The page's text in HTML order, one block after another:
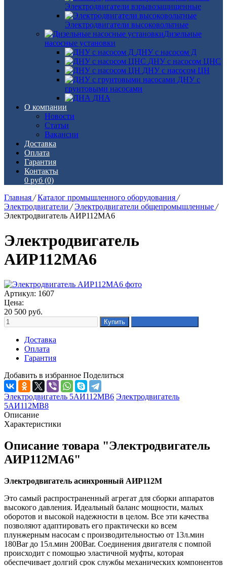
Электродвигатели взрывозащищенные
Электродвигатели высоковольтные
Дизельные
насосные установки
ДНУ с насосом Д
ДНУ с насосом ЦНС
ДНУ с насосом ЦН
ДНУ с
грунтовыми насосами
ДНА
О компании
Новости
Статьи
Вакансии
Доставка
Оплата
Гарантия
Контакты
0 руб (0)
Главная / Каталог промышленного оборудования /
Электродвигатели / Электродвигатели общепромышленные /
Электродвигатель АИР112МА6
Электродвигатель
АИР112МА6
Артикул: 1607
Цена:
20 500 руб.
Доставка
Оплата
Гарантия
Добавить в избранное Поделиться
Электродвигатель 5АИ112МВ6 Электродвигатель
5АИ112МВ8
Описание
Характеристики
Описание товара "Электродвигатель
АИР112МА6"
Электродвигатель асинхронный АИР112М
Это самый распространенный агрегат для сборки аппаратов
высокого давления. Идеальный баланс мощности, малых
оборотов и высокой надежности в целом. Все эти качества
позволяют адаптировать его практически ко всем
плунжерным насосам с производительностью от 13л.мин
180Bar до 15л.мин 200Bar. Соединения двигателя с помпой
происходит с помощью эластичной муфты, которая
обеспечивает долгий срок службы механических компонентов